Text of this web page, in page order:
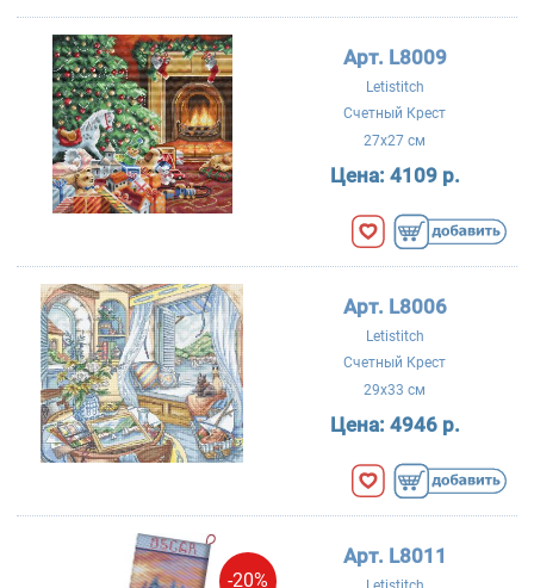
Арт. L8009
Letistitch
Счетный Крест
27x27 см
Цена: 4109 р.
Арт. L8006
Letistitch
Счетный Крест
29x33 см
Цена: 4946 р.
-20%
Арт. L8011